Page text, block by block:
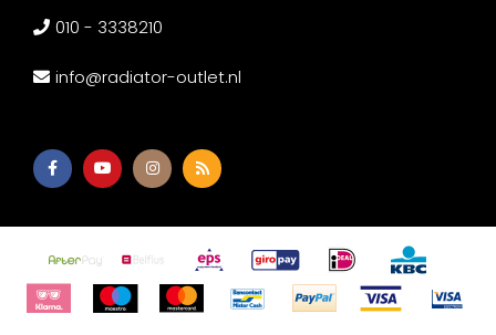
010 - 3338210
info@radiator-outlet.nl